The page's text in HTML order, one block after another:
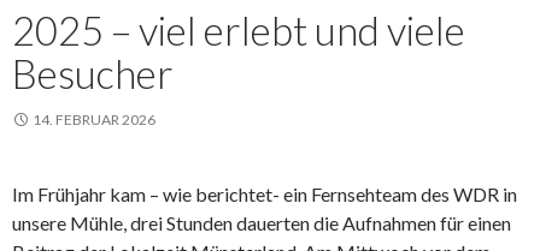
2025 – viel erlebt und viele
Besucher
14. FEBRUAR 2026
Im Frühjahr kam – wie berichtet- ein Fernsehteam des WDR in
unsere Mühle, drei Stunden dauerten die Aufnahmen für einen